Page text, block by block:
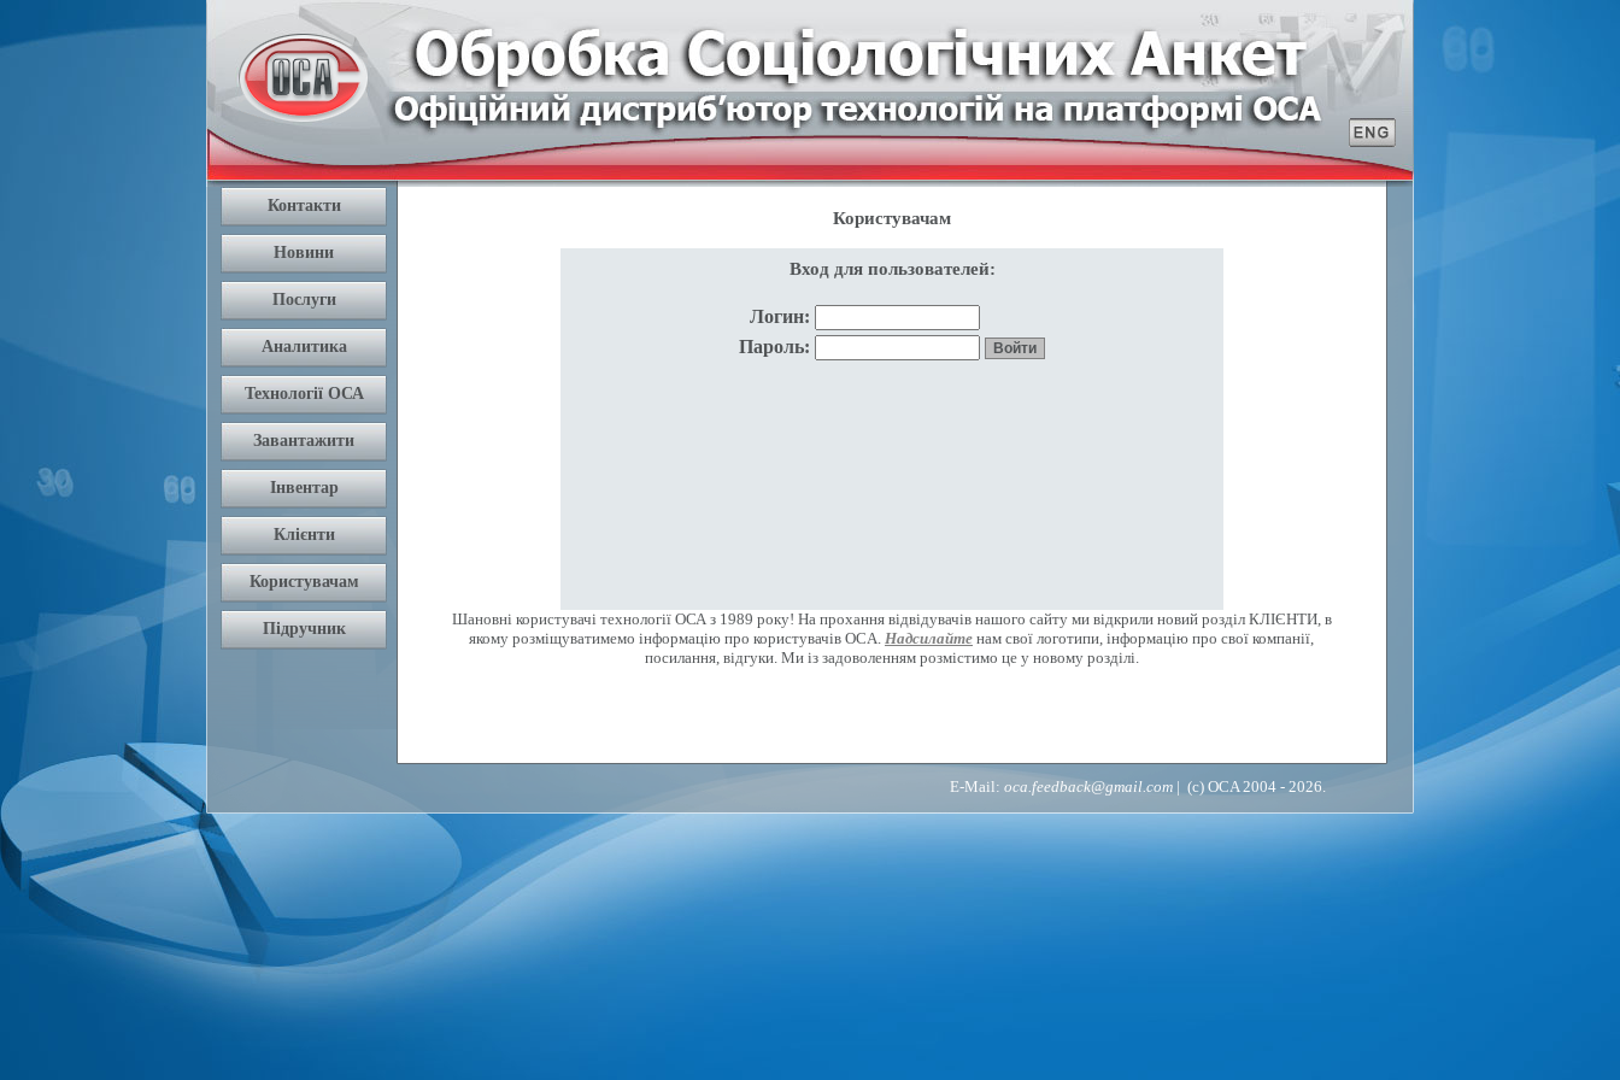
Користувачам
Шановні користувачі технології ОСА з 1989 року! На прохання відвідувачів нашого сайту ми відкрили новий розділ КЛІЄНТИ, в
якому розміщуватимемо інформацію про користувачів OCA. Надсилайте нам свої логотипи, інформацію про свої компанії,
посилання, відгуки. Ми із задоволенням розмістимо це у новому розділі.
E-Mail: oca.feedback@gmail.com | (c) OCA 2004 - 2026.